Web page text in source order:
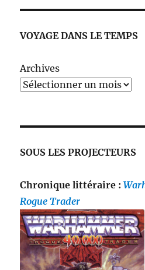
VOYAGE DANS LE TEMPS
Archives
SOUS LES PROJECTEURS
Chronique littéraire :
Rogue Trader